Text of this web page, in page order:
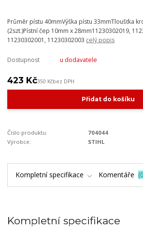
Průměr pístu 40mmVýška pístu 33mmTloušťka
(2szt.)Pístní čep 10mm x 28mm11230302019,
11230302001, 11230302003 celý popis
Dostupnost u dodavatele
423 Kč350 Kčbez DPH
Přidat do košíku
Číslo produktu:
704044
Výrobce:
STIHL
Kompletní specifikace Komentáře 0
Kompletní specifikace